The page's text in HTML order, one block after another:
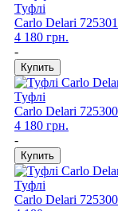
Туфлі
Carlo Delari
4 180 грн.
-
Туфлі
Carlo Delari
4 180 грн.
-
Туфлі
Carlo Delari